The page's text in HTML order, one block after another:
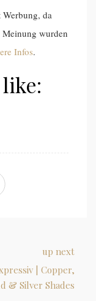
da
wurden
Infos.
up next
| Copper,
& Silver Shades